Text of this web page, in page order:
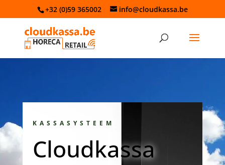
+32 (0)59 365002 info@cloudkassa.be
KASSASYSTEEM
Cloudkassa